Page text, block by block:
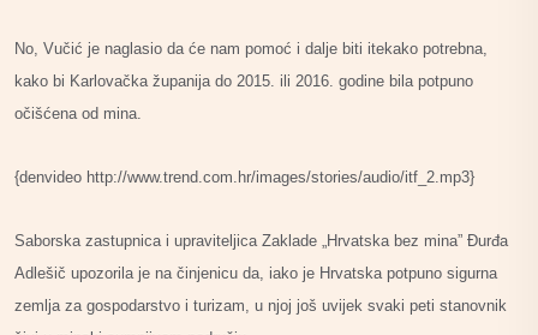
No, Vučić je naglasio da će nam pomoć i dalje biti itekako potrebna,
kako bi Karlovačka županija do 2015. ili 2016. godine bila potpuno
očišćena od mina.
{denvideo http://www.trend.com.hr/images/stories/audio/itf_2.mp3}
Saborska zastupnica i upraviteljica Zaklade „Hrvatska bez mina” Đurđa
Adlešič upozorila je na činjenicu da, iako je Hrvatska potpuno sigurna
zemlja za gospodarstvo i turizam, u njoj još uvijek svaki peti stanovnik